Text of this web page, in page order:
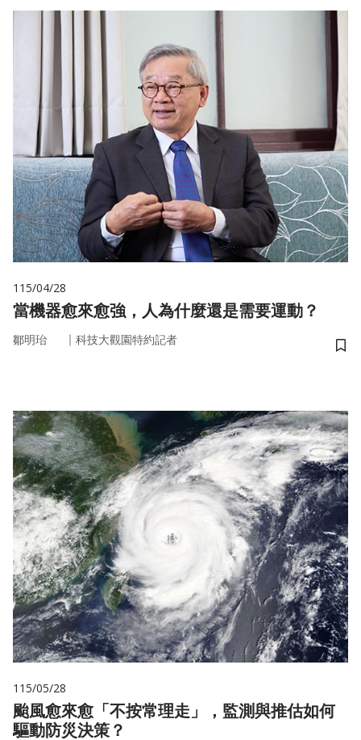
115/04/28
當機器愈來愈強，人為什麼還是需要運動？
鄒明珆 ｜ 科技大觀園特約記者
儲
115/05/28
颱風愈來愈「不按常理走」，監測與推估如何
驅動防災決策？